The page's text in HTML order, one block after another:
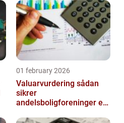
01 february 2026
Valuarvurdering sådan
sikrer
andelsboligforeninger en